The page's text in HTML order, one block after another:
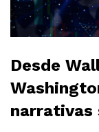
Desde
narrativas